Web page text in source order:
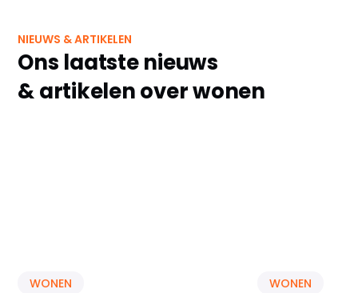
NIEUWS & ARTIKELEN
Ons laatste nieuws
& artikelen over wonen
WONEN WONEN